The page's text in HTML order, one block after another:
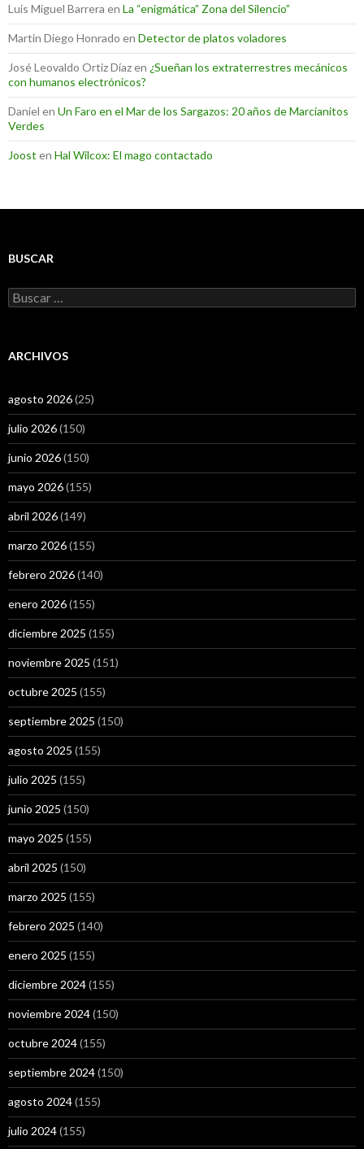
Luis Miguel Barrera en La “enigmática” Zona del Silencio”
Martin Diego Honrado en Detector de platos voladores
José Leovaldo Ortiz Díazen ¿Sueñan los extraterrestres mecánicos
con humanos electrónicos?
Daniel en Un Faro en el Mar de los Sargazos: 20 años de Marcianitos
Verdes
Joost en Hal Wilcox: El mago contactado
BUSCAR
Buscar:
ARCHIVOS
agosto 2026(25)
julio 2026(150)
junio 2026(150)
mayo 2026(155)
abril 2026(149)
marzo 2026(155)
febrero 2026(140)
enero 2026(155)
diciembre 2025 (155)
noviembre 2025 (151)
octubre 2025 (155)
septiembre 2025 (150)
agosto 2025 (155)
julio 2025 (155)
junio 2025 (150)
mayo 2025 (155)
abril 2025 (150)
marzo 2025 (155)
febrero 2025 (140)
enero 2025 (155)
diciembre 2024(155)
noviembre 2024(150)
octubre 2024(155)
septiembre 2024(150)
agosto 2024(155)
julio 2024(155)